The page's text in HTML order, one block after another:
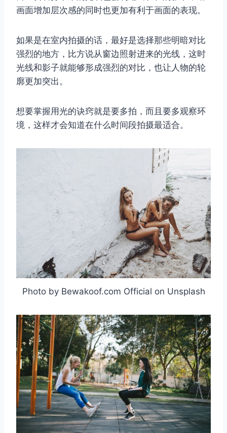
画面增加层次感的同时也更加有利于画面的表现。
如果是在室内拍摄的话，最好是选择那些明暗对比
强烈的地方，比方说从窗边照射进来的光线，这时
光线和影子就能够形成强烈的对比，也让人物的轮
廓更加突出。
想要掌握用光的诀窍就是要多拍，而且要多观察环
境，这样才会知道在什么时间段拍摄最适合。
Photo by Bewakoof.com Official on Unsplash
取消 搜索